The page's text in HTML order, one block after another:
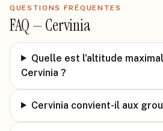
QUESTIONS FRÉQUENTES
FAQ —Cervinia
Quelle est l'altitude
Cervinia ?
Cervinia convient-il aux